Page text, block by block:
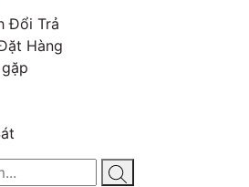
Đổi Trả
Hàng